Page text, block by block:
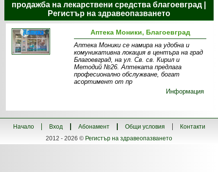
продажба на лекарствени средства благоевград |
Регистър на здравеопазването
Аптека Моники, Благоевград
Аптека Моники се намира на удобна и
комуникативна локация в центъра на град
Благоевград, на ул. Св. св. Кирил и
Методий №26. Аптеката предлага
професионално обслужване, богат
асортимент от пр
Информация
Начало Вход Абонамент Общи условия
Контакти
2012 - 2026 © Регистър на здравеопазването